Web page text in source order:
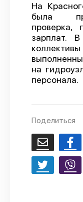
На
была
проверка,
зарплат.
на
персонала.
Поделиться